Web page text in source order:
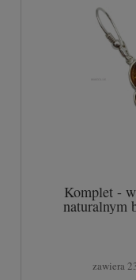
Komplet -
naturalnym
zawiera